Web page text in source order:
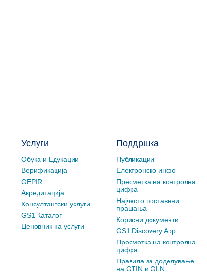
Услуги
Обука и Едукации
Верификација
GEPIR
Акредитација
Консултантски услуги
GS1 Каталог
Ценовник на услуги
Поддршка
Публикации
Електронско инфо
Пресметка на контролна
цифра
Најчесто поставени
прашања
Корисни документи
GS1 Discovery App
Пресметка на контролна
цифра
Правила за доделување
на GTIN и GLN